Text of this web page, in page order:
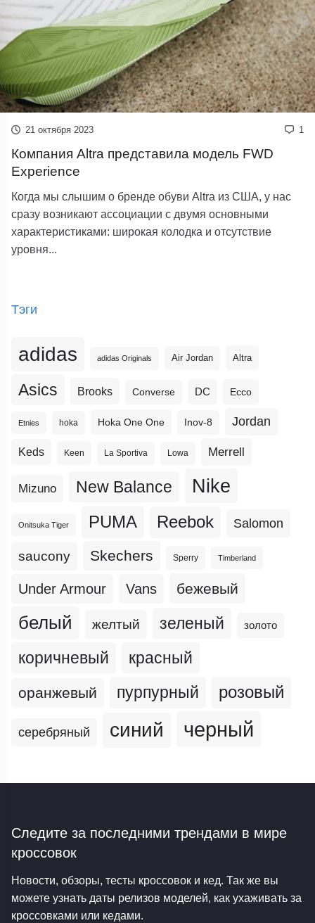
21 октября 2023 1
Компания Altra представила модель FWD
Experience
Когда мы слышим о бренде обуви Altra из США, у нас
сразу возникают ассоциации с двумя основными
характеристиками: широкая колодка и отсутствие
уровня...
Тэги
adidas adidas Originals Air Jordan Altra
Asics Brooks Converse DC Ecco
Etnies hoka Hoka One One Inov-8 Jordan
Keds Keen La Sportiva Lowa Merrell
Mizuno New Balance Nike
Onitsuka Tiger PUMA Reebok Salomon
saucony Skechers Sperry Timberland
Under Armour Vans бежевый
белый желтый зеленый золото
коричневый красный
оранжевый пурпурный розовый
серебряный синий черный
Следите за последними трендами в мире
кроссовок
Новости, обзоры, тесты кроссовок и кед. Так же вы
можете узнать даты релизов моделей, как ухаживать за
кроссовками или кедами.